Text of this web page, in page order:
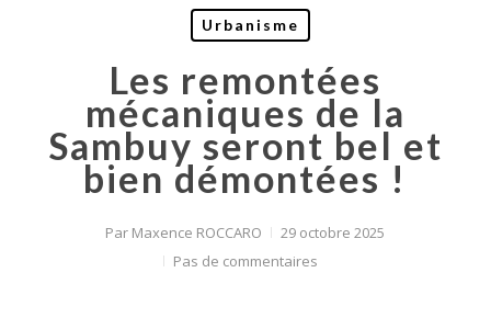
Urbanisme
Les remontées
mécaniques de la
Sambuy seront bel et
bien démontées !
Par Maxence ROCCARO
29 octobre 2025
Pas de commentaires